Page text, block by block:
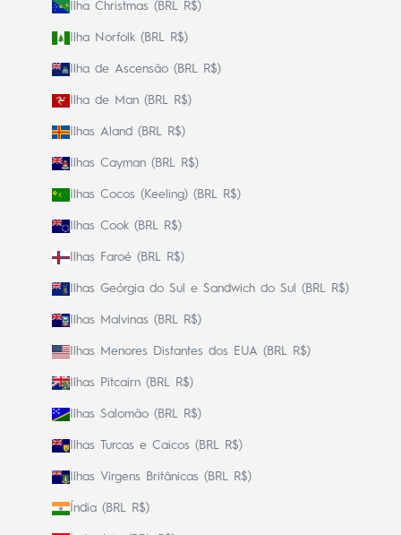
Ilha Christmas (BRL R$)
Ilha Norfolk (BRL R$)
Ilha de Ascensão (BRL R$)
Ilha de Man (BRL R$)
Ilhas Aland (BRL R$)
Ilhas Cayman (BRL R$)
Ilhas Cocos (Keeling) (BRL R$)
Ilhas Cook (BRL R$)
Ilhas Faroé (BRL R$)
Ilhas Geórgia do Sul e Sandwich do Sul (BRL R$)
Ilhas Malvinas (BRL R$)
Ilhas Menores Distantes dos EUA (BRL R$)
Ilhas Pitcairn (BRL R$)
Ilhas Salomão (BRL R$)
Ilhas Turcas e Caicos (BRL R$)
Ilhas Virgens Britânicas (BRL R$)
Índia (BRL R$)